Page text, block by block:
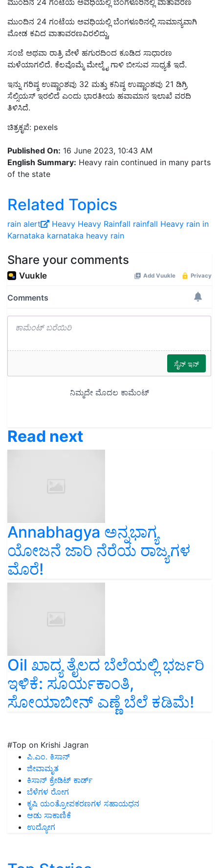
ಮುಂದಿನ 24 ಗಂಟೆಯ ಅವಧಿಯಲ್ಲಿ ಬೆಂಗಳೂರಿನಲ್ಲಿ ಸಾಮಾನ್ಯವಾಗಿ
ಮೋಡ ಕವಿದ ವಾತಾವರಣವಿರಲಿದ್ದು,
ಸಂಜೆ ಅಥವಾ ರಾತ್ರಿ ವೇಳೆ ಹಗುರದಿಂದ ಕೂಡಿದ ಸಾಧಾರಣ
ಮಳೆಯಾಗಲಿದೆ. ಕೆಲವೊಮ್ಮೆ ಮೇಲ್ಮೈ ಗಾಳಿ ಬೀಸುವ ಸಾಧ್ಯತೆ ಇದೆ.
ಇನ್ನು ಗರಿಷ್ಠ ಉಷ್ಣಾಂಶವು 32 ಮತ್ತು ಕನಿಷ್ಠ ಉಷ್ಣಾಂಶವು 21 ಡಿಗ್ರಿ
ಸೆಲ್ಸಿಯಸ್‌ ಇರಲಿದೆ ಎಂದು ಭಾರತೀಯ ಹವಾಮಾನ ಇಲಾಖೆ ವರದಿ
ತಿಳಿಸಿದೆ.
English Summary:Heavy rain continued in many parts
of the state
Related Topics
rain alert Heavy Heavy Rainfall
Karnataka karnataka heavy rain
Annabhagya ಅನ್ನಭಾಗ್ಯ
ಯೋಜನೆ ಜಾರಿ ನೆರೆಯ ರಾಜ್ಯಗಳ
ಮೊರೆ!
Oil ಖಾದ್ಯ ತೈಲದ ಬೆಲೆಯಲ್ಲಿ ಭರ್ಜರಿ
ಇಳಿಕೆ: ಸೂರ್ಯಕಾಂತಿ,
ಸೋಯಾಬೀನ್ ಎಣ್ಣೆ ಬೆಲೆ ಕಡಿಮೆ!
ಪಿ.ಎಂ. ಕಿಸಾನ್
ಜೀವಾಮೃತ
ಕಿಸಾನ್ ಕ್ರೇಡಿಟ್ ಕಾರ್ಡ್
ಬೆಳೆಗಳ ರೋಗ
ಕೃಷಿ ಯಂತ್ರೋಪಕರಣಗಳ ಸಹಾಯಧನ
ಆಡು ಸಾಕಾಣಿಕೆ
ಉದ್ಯೋಗ
Top Stories